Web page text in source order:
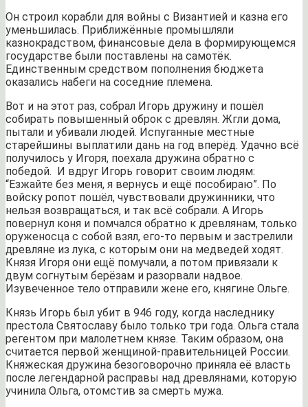
Он строил корабли для войны с Византией и казна его
уменьшилась. Приближённые промышляли
казнокрадством, финансовые дела в формирующемся
государстве были поставлены на самотёк.
Единственным средством пополнения бюджета
оказались набеги на соседние племена.
Вот и на этот раз, собрал Игорь дружину и пошёл
собирать повышенный оброк с древлян. Жгли дома,
пытали и убивали людей. Испуганные местные
старейшины выплатили дань на год вперёд. Удачно всё
получилось у Игоря, поехала дружина обратно с
победой. И вдруг Игорь говорит своим людям:
“Езжайте без меня, я вернусь и ещё пособираю”. По
войску ропот пошёл, чувствовали дружинники, что
нельзя возвращаться, и так всё собрали. А Игорь
повернул коня и помчался обратно к древлянам, только
оруженосца с собой взял, его-то первым и застрелили
древляне из лука, с которым они на медведей ходят.
Князя Игоря они ещё помучали, а потом привязали к
двум согнутым берёзам и разорвали надвое.
Изувеченное тело отправили жене его, княгине Ольге.
Князь Игорь был убит в 946 году, когда наследнику
престола Святославу было только три года. Ольга стала
регентом при малолетнем князе. Таким образом, она
считается первой женщиной-правительницей России.
Княжеская дружина безоговорочно приняла её власть
после легендарной расправы над древлянами, которую
учинила Ольга, отомстив за смерть мужа.